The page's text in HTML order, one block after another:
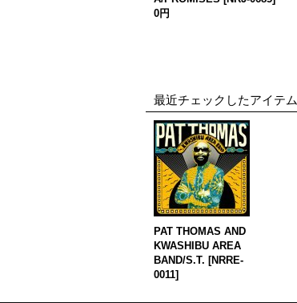
0円
最近チェックしたアイテム
PAT THOMAS AND
KWASHIBU AREA
BAND/S.T. [NRRE-
0011]